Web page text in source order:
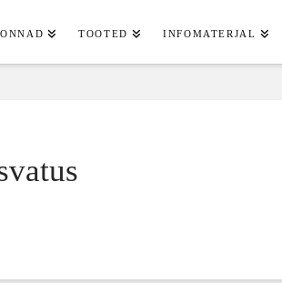
TOOTED INFOMATERJAL